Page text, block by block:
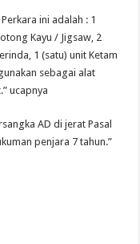
ini adalah : 1
Kayu / Jigsaw, 2
1 (satu) unit Ketam
sebagai alat
ucapnya
AD di jerat Pasal
penjara 7 tahun.”